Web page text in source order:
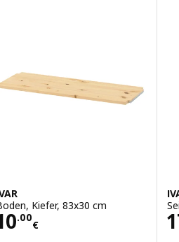
Kiefer, 83x30 cm
.00
€10.00€